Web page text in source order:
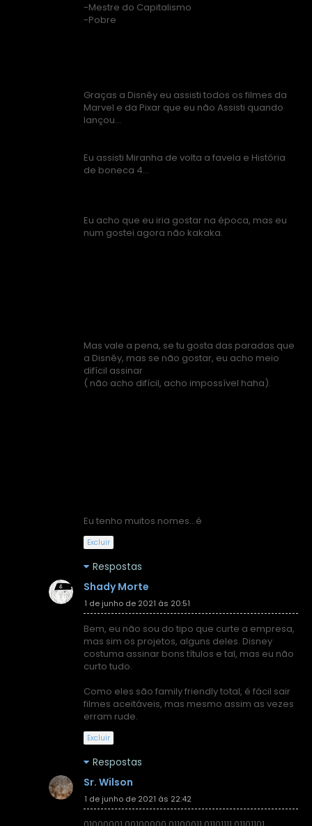
-Mestre do Capitalismo
-Pobre
Graças a Disnêy eu assisti todos os filmes da
Marvel e da Pixar que eu não Assisti quando
lançou...
Eu assisti Miranha de volta a favela e História
de boneca 4...
Eu acho que eu iria gostar na época, mas eu
num gostei agora não kakaka.
Mas vale a pena, se tu gosta das paradas que
a Disnêy, mas se não gostar, eu acho meio
difícil assinar
( não acho difícil, acho impossível haha).
Eu tenho muitos nomes...é
Excluir
Respostas
Shady Morte
1 de junho de 2021 às 20:51
Bem, eu não sou do tipo que curte a empresa,
mas sim os projetos, alguns deles. Disney
costuma assinar bons títulos e tal, mas eu não
curto tudo.
Como eles são family friendly total, é fácil sair
filmes aceitáveis, mas mesmo assim as vezes
erram rude.
Excluir
Respostas
Sr. Wilson
1 de junho de 2021 às 22:42